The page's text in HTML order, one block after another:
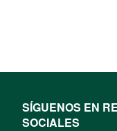
SÍGUENOS EN
SOCIALES